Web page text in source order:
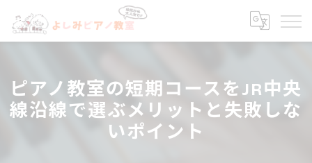
ピアノ教室の短期コースをJR中央
線沿線で選ぶメリットと失敗しな
いポイント